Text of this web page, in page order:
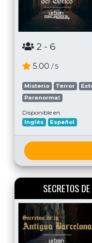
2 - 6
5.00 / 5
Misterio Terror
Paranormal
Disponible en:
Inglés Español
SECRETOS